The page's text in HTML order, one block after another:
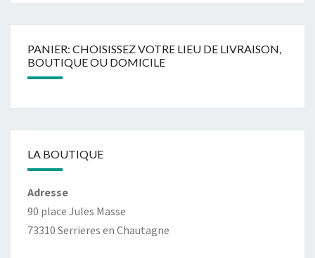
PANIER: CHOISISSEZ VOTRE LIEU DE LIVRAISON,
BOUTIQUE OU DOMICILE
LA BOUTIQUE
Adresse
90 place Jules Masse
73310 Serrieres en Chautagne